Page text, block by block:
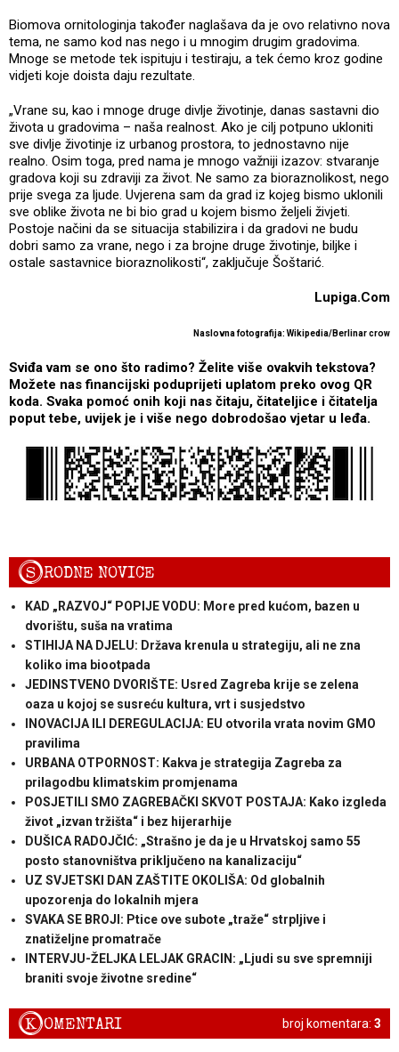
Biomova ornitologinja također naglašava da je ovo relativno nova
tema, ne samo kod nas nego i u mnogim drugim gradovima.
Mnoge se metode tek ispituju i testiraju, a tek ćemo kroz godine
vidjeti koje doista daju rezultate.
„Vrane su, kao i mnoge druge divlje životinje, danas sastavni dio
života u gradovima – naša realnost. Ako je cilj potpuno ukloniti
sve divlje životinje iz urbanog prostora, to jednostavno nije
realno. Osim toga, pred nama je mnogo važniji izazov: stvaranje
gradova koji su zdraviji za život. Ne samo za bioraznolikost, nego
prije svega za ljude. Uvjerena sam da grad iz kojeg bismo uklonili
sve oblike života ne bi bio grad u kojem bismo željeli živjeti.
Postoje načini da se situacija stabilizira i da gradovi ne budu
dobri samo za vrane, nego i za brojne druge životinje, biljke i
ostale sastavnice bioraznolikosti“, zaključuje Šoštarić.
Lupiga.Com
Naslovna fotografija: Wikipedia/Berlinar crow
Sviđa vam se ono što radimo? Želite više ovakvih tekstova?
Možete nas financijski poduprijeti uplatom preko ovog QR
koda. Svaka pomoć onih koji nas čitaju, čitateljice i čitatelja
poput tebe, uvijek je i više nego dobrodošao vjetar u leđa.
SRODNE NOVICE
KAD „RAZVOJ“ POPIJE VODU: More pred kućom, bazen u
dvorištu, suša na vratima
STIHIJA NA DJELU: Država krenula u strategiju, ali ne zna
koliko ima biootpada
JEDINSTVENO DVORIŠTE: Usred Zagreba krije se zelena
oaza u kojoj se susreću kultura, vrt i susjedstvo
INOVACIJA ILI DEREGULACIJA: EU otvorila vrata novim GMO
pravilima
URBANA OTPORNOST: Kakva je strategija Zagreba za
prilagodbu klimatskim promjenama
POSJETILI SMO ZAGREBAČKI SKVOT POSTAJA: Kako izgleda
život „izvan tržišta“ i bez hijerarhije
DUŠICA RADOJČIĆ: „Strašno je da je u Hrvatskoj samo 55
posto stanovništva priključeno na kanalizaciju“
UZ SVJETSKI DAN ZAŠTITE OKOLIŠA: Od globalnih
upozorenja do lokalnih mjera
SVAKA SE BROJI: Ptice ove subote „traže“ strpljive i
znatiželjne promatrače
INTERVJU-ŽELJKA LELJAK GRACIN: „Ljudi su sve spremniji
braniti svoje životne sredine“
broj komentara: 3
KOMENTARI